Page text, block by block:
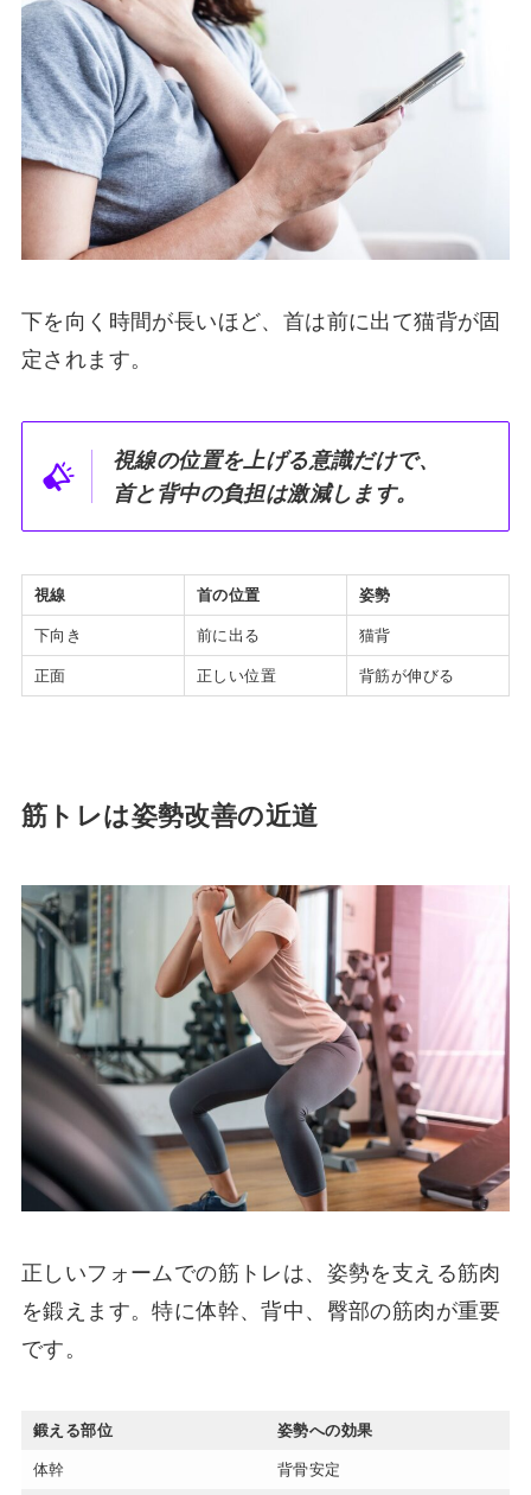
下を向く時間が長いほど、首は前に出て猫背が固
定されます。
視線の位置を上げる意識だけで、
首と背中の負担は激減します。
視線 首の位置 姿勢
下向き 前に出る 猫背
正面 正しい位置 背筋が伸びる
筋トレは姿勢改善の近道
正しいフォームでの筋トレは、姿勢を支える筋肉
を鍛えます。特に体幹、背中、臀部の筋肉が重要
です。
鍛える部位 姿勢への効果
体幹 背骨安定